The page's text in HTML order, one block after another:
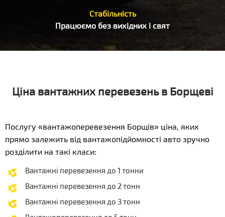
Стабільність
Працюємо без вихідних і свят
Ціна вантажних перевезень в Борщеві
Послугу «вантажоперевезення Борщів» ціна, яких
прямо залежить від вантажопідйомності авто зручно
розділити на такі класи:
Вантажні перевезення до 1 тонни
Вантажні перевезення до 2 тонн
Вантажні перевезення до 3 тонн